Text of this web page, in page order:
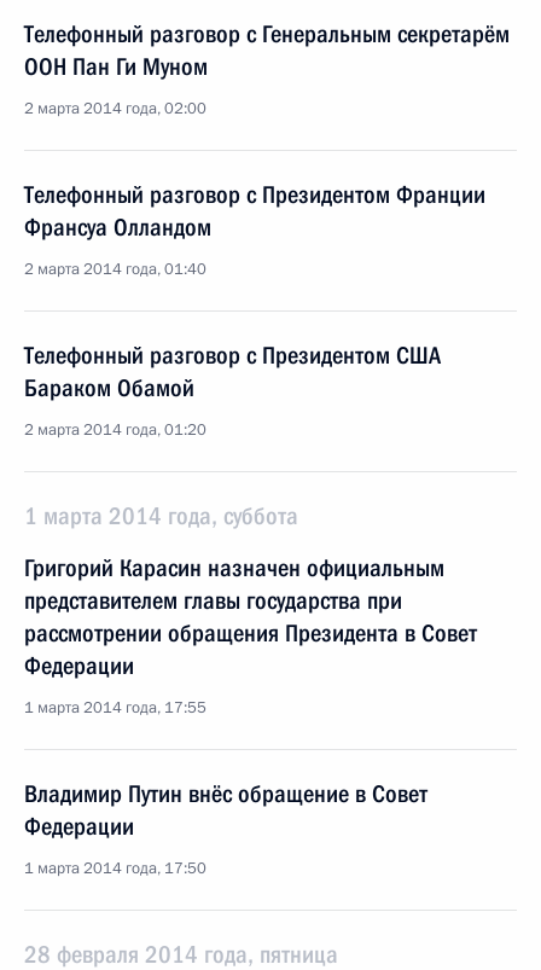
Телефонный разговор с Генеральным секретарём
ООН Пан Ги Муном
2 марта 2014 года, 02:00
Телефонный разговор с Президентом Франции
Франсуа Олландом
2 марта 2014 года, 01:40
Телефонный разговор с Президентом США
Бараком Обамой
2 марта 2014 года, 01:20
1 марта 2014 года, суббота
Григорий Карасин назначен официальным
представителем главы государства при
рассмотрении обращения Президента в Совет
Федерации
1 марта 2014 года, 17:55
Владимир Путин внёс обращение в Совет
Федерации
1 марта 2014 года, 17:50
28 февраля 2014 года, пятница